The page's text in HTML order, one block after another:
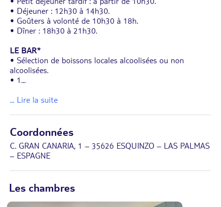
• Déjeuner : 12h30 à 14h30.
• Goûters à volonté de 10h30 à 18h.
• Dîner : 18h30 à 21h30.
LE BAR*
• Sélection de boissons locales alcoolisées ou non
alcoolisées.
• 1 ...
... Lire la suite
Coordonnées
C. GRAN CANARIA, 1 – 35626 ESQUINZO – LAS PALMAS
– ESPAGNE
Les chambres